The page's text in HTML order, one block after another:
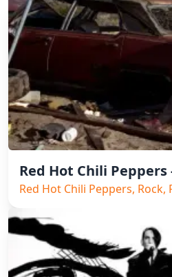
Red Hot Chili Peppers
Red Hot Chili Peppers, Rock,